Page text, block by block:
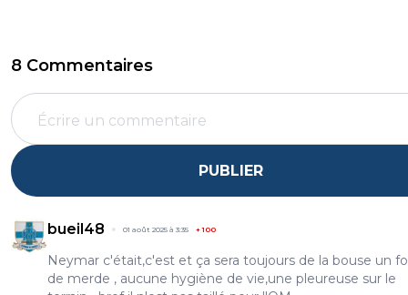
8 Commentaires
PUBLIER
bueil48 01 août 2025 à 3:35 +100
Neymar c'était,c'est et ça sera toujours de la bouse un
de merde , aucune hygiène de vie,une pleureuse sur le